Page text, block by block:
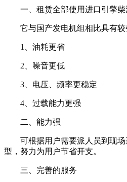
一、租赁全部使用进口引擎柴
它与国产发电机组相比具有较
1、油耗更省
2、噪音更低
3、电压、频率更稳定
4、过载能力更强
二、能力强
可根据用户需要派人员到现场
型，努力为用户节省开支。
三、完善的服务